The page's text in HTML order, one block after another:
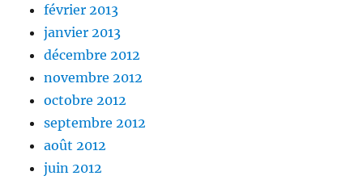
février 2013
janvier 2013
décembre 2012
novembre 2012
octobre 2012
septembre 2012
août 2012
juin 2012